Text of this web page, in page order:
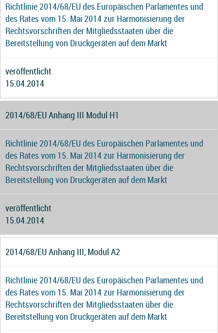
Richtlinie 2014/68/EU des Europäischen Parlamentes und
des Rates vom 15. Mai 2014 zur Harmonisierung der
Rechtsvorschriften der Mitgliedsstaaten über die
Bereitstellung von Druckgeräten auf dem Markt
veröffentlicht
15.04.2014
2014/68/EU Anhang III Modul H1
Richtlinie 2014/68/EU des Europäischen Parlamentes und
des Rates vom 15. Mai 2014 zur Harmonisierung der
Rechtsvorschriften der Mitgliedsstaaten über die
Bereitstellung von Druckgeräten auf dem Markt
veröffentlicht
15.04.2014
2014/68/EU Anhang III, Modul A2
Richtlinie 2014/68/EU des Europäischen Parlamentes und
des Rates vom 15. Mai 2014 zur Harmonisierung der
Rechtsvorschriften der Mitgliedsstaaten über die
Bereitstellung von Druckgeräten auf dem Markt